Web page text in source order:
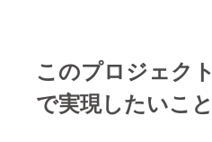
このプロジェクト
で実現したいこと